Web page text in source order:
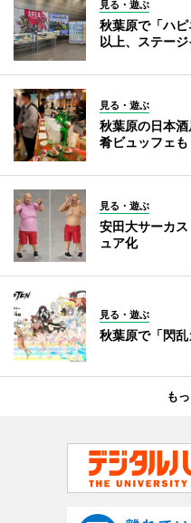
見る・遊ぶ
秋葉原で「ハ
以上、ステー
見る・遊ぶ
秋葉原の日本
肴ビュッフェも
見る・遊ぶ
安田大サーカ
ュア化
見る・遊ぶ
秋葉原で「閃
も